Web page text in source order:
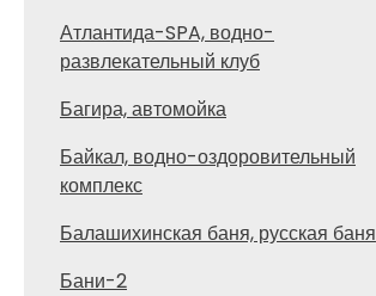
Атлантида-SPA, водно-
развлекательный клуб
Багира, автомойка
Байкал, водно-оздоровительный
комплекс
Балашихинская баня, русская баня
Бани-2